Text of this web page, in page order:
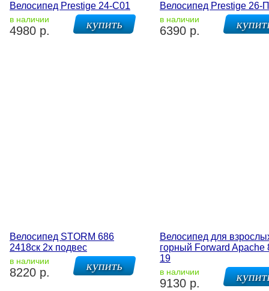
Велосипед Prestige 24-С01
в наличии
4980 р.
Велосипед Prestige 26-
в наличии
6390 р.
Велосипед STORM 686
2418ск 2х подвес
в наличии
8220 р.
Велосипед для
горный Forward Apache
19
в наличии
9130 р.